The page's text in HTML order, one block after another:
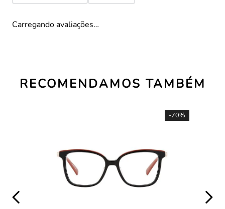
Carregando avaliações…
RECOMENDAMOS TAMBÉM
-70%